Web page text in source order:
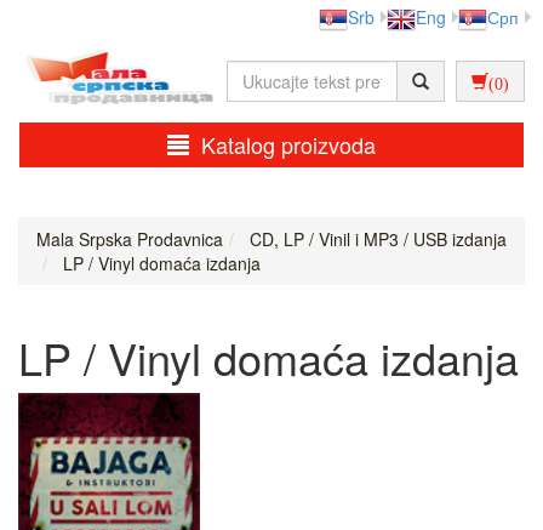
Srb Eng Срп
(0)
Katalog proizvoda
Mala Srpska Prodavnica
CD, LP / Vinil i MP3 / USB izdanja
LP / Vinyl domaća izdanja
LP / Vinyl domaća izdanja